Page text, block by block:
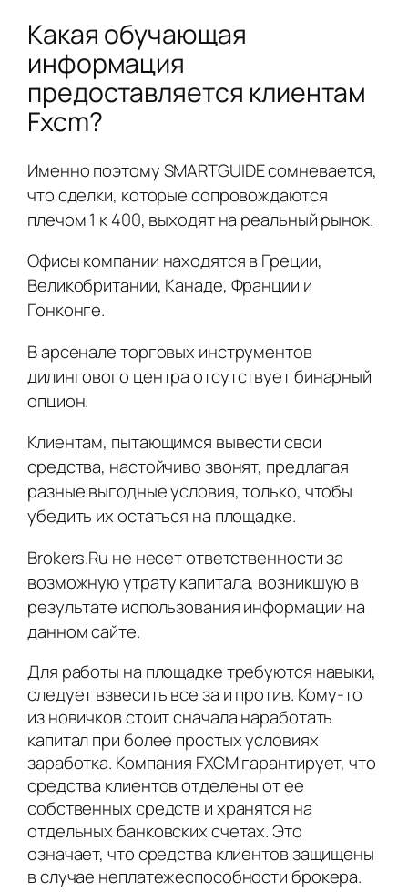
Какая обучающая
информация
предоставляется клиентам
Fxcm?
Именно поэтому SMARTGUIDE сомневается,
что сделки, которые сопровождаются
плечом 1 к 400, выходят на реальный рынок.
Офисы компании находятся в Греции,
Великобритании, Канаде, Франции и
Гонконге.
В арсенале торговых инструментов
дилингового центра отсутствует бинарный
опцион.
Клиентам, пытающимся вывести свои
средства, настойчиво звонят, предлагая
разные выгодные условия, только, чтобы
убедить их остаться на площадке.
Brokers.Ru не несет ответственности за
возможную утрату капитала, возникшую в
результате использования информации на
данном сайте.
Для работы на площадке требуются навыки,
следует взвесить все за и против. Кому-то
из новичков стоит сначала наработать
капитал при более простых условиях
заработка. Компания FXCM гарантирует, что
средства клиентов отделены от ее
собственных средств и хранятся на
отдельных банковских счетах. Это
означает, что средства клиентов защищены
в случае неплатежеспособности брокера.